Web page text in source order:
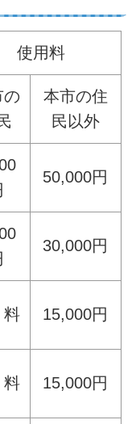
使用料
の
本市の住
民以外
50,000円
30,000円
15,000円
15,000円